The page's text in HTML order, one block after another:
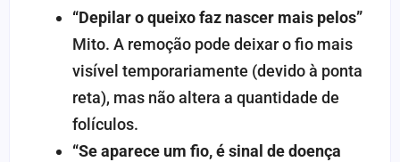
“Depilar o queixo faz nascer mais pelos”
Mito. A remoção pode deixar o fio mais
visível temporariamente (devido à ponta
reta), mas não altera a quantidade de
folículos.
“Se aparece um fio, é sinal de doença